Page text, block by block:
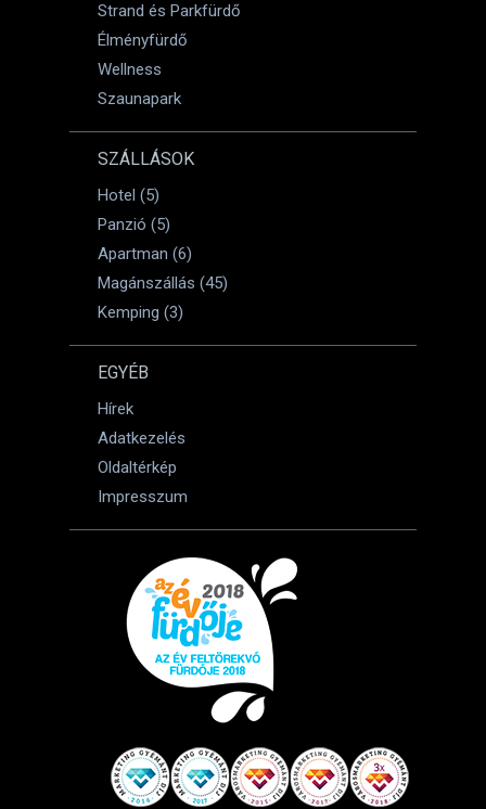
Strand és Parkfürdő
Élményfürdő
Wellness
Szaunapark
SZÁLLÁSOK
Hotel (5)
Panzió (5)
Apartman (6)
Magánszállás (45)
Kemping (3)
EGYÉB
Hírek
Adatkezelés
Oldaltérkép
Impresszum